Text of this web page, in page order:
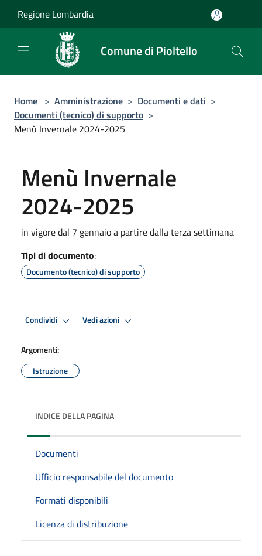
Regione Lombardia
Comune di Pioltello
Home > Amministrazione > Documenti e dati >
Documenti (tecnico) di supporto >
Menù Invernale 2024-2025
Menù Invernale
2024-2025
in vigore dal 7 gennaio a partire dalla terza settimana
Tipi di documento:
Documento (tecnico) di supporto
Condividi Vedi azioni
Argomenti:
Istruzione
INDICE DELLA PAGINA
Documenti
Ufficio responsabile del documento
Formati disponibili
Licenza di distribuzione